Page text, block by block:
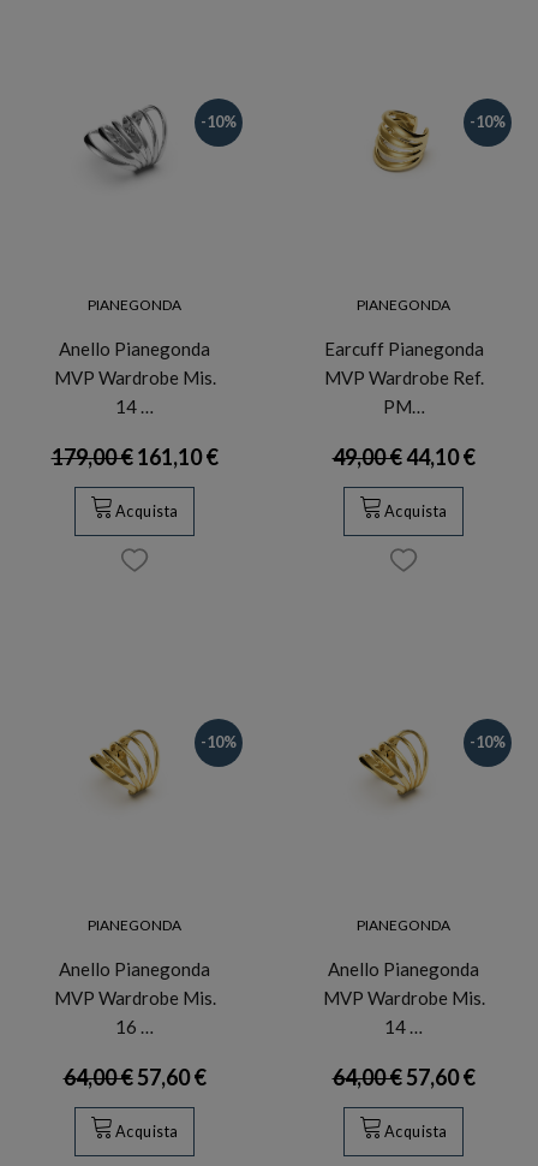
-10%
PIANEGONDA
Anello Pianegonda
MVP Wardrobe Mis.
14 …
179,00 €161,10 €
Acquista
-10%
PIANEGONDA
Earcuff Pianegonda
MVP Wardrobe Ref.
PM…
49,00 €44,10 €
Acquista
-10%
PIANEGONDA
Anello Pianegonda
MVP Wardrobe Mis.
16 …
64,00 €57,60 €
Acquista
-10%
PIANEGONDA
Anello Pianegonda
MVP Wardrobe Mis.
14 …
64,00 €57,60 €
Acquista